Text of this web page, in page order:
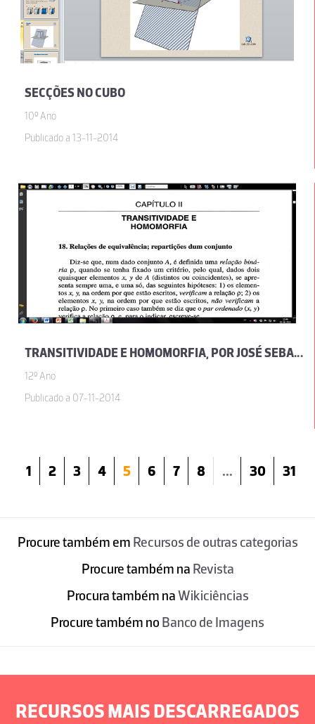
SECÇÕES NO CUBO
10º Ano
Publicado a 13-11-2014
TRANSITIVIDADE E HOMOMORFIA, POR JOSÉ SEBASTIÃO E SILVA
12º Ano
Publicado a 07-11-2014
1 2 3 4 5 6 7 8 ... 30 31
Procure também em Recursos de outras categorias
Procure também na Revista
Procura também naWikiciências
Procure também no Banco de Imagens
RECURSOS MAIS DESCARREGADOS